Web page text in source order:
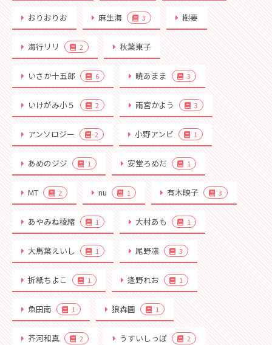
おりおりお 麻生海 3 樹要
海行リリ 2 秋葉東子
いさか十五郎 6 暁あまま 3
いけがみ小５ 2 雨宮かよう 3
アンソロジー 2 小野アンビ 1
あめのジジ 1 安堂ろめだ 1
MT 2 nu 1 有木映子 3
あやみね稜緒 1 大村あも 1
大馬葉えいし 1 尾野凛 3
折紙ちよこ 1 逢野れお 1
魚田南 1 狼森圓 1
芥河和真 2 うすいしっぽ 2